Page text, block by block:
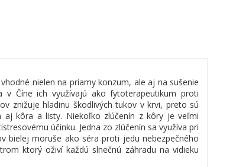
nielen na priamy konzum, ale aj na sušenie
Číne ich využívajú ako fytoterapeutikum proti
znižuje hladinu škodlivých tukov v krvi, preto sú
aj kôra a listy. Niekoľko zlúčenín z kôry je veľmi
účinku. Jedna zo zlúčenín sa využíva pri
bielej moruše ako séra proti jedu nebezpečného
ktorý oživí každú slnečnú záhradu na vidieku